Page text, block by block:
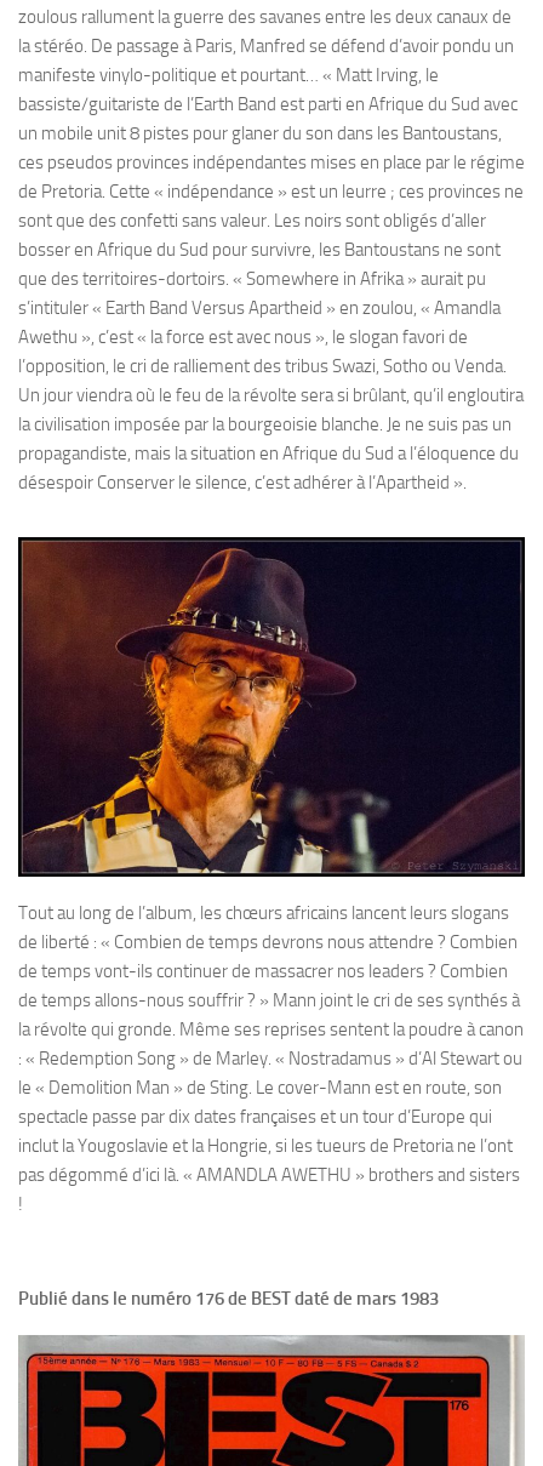
zoulous rallument la guerre des savanes entre les deux canaux de
la stéréo. De passage à Paris, Manfred se défend d’avoir pondu un
manifeste vinylo-politique et pourtant… « Matt Irving, le
bassiste/guitariste de l’Earth Band est parti en Afrique du Sud avec
un mobile unit 8 pistes pour glaner du son dans les Bantoustans,
ces pseudos provinces indépendantes mises en place par le régime
de Pretoria. Cette « indépendance » est un leurre ; ces provinces ne
sont que des confetti sans valeur. Les noirs sont obligés d’aller
bosser en Afrique du Sud pour survivre, les Bantoustans ne sont
que des territoires-dortoirs. « Somewhere in Afrika » aurait pu
s’intituler « Earth Band Versus Apartheid » en zoulou, « Amandla
Awethu », c’est « la force est avec nous », le slogan favori de
l’opposition, le cri de ralliement des tribus Swazi, Sotho ou Venda.
Un jour viendra où le feu de la révolte sera si brûlant, qu’il engloutira
la civilisation imposée par la bourgeoisie blanche. Je ne suis pas un
propagandiste, mais la situation en Afrique du Sud a l’éloquence du
désespoir Conserver le silence, c’est adhérer à l’Apartheid ».
Tout au long de l’album, les chœurs africains lancent leurs slogans
de liberté : « Combien de temps devrons nous attendre ? Combien
de temps vont-ils continuer de massacrer nos leaders ? Combien
de temps allons-nous souffrir ? » Mann joint le cri de ses synthés à
la révolte qui gronde. Même ses reprises sentent la poudre à canon
: « Redemption Song » de Marley. « Nostradamus » d’Al Stewart ou
le « Demolition Man » de Sting. Le cover-Mann est en route, son
spectacle passe par dix dates françaises et un tour d’Europe qui
inclut la Yougoslavie et la Hongrie, si les tueurs de Pretoria ne l’ont
pas dégommé d’ici là. « AMANDLA AWETHU » brothers and sisters
!
Publié dans le numéro 176 de BEST daté de mars 1983